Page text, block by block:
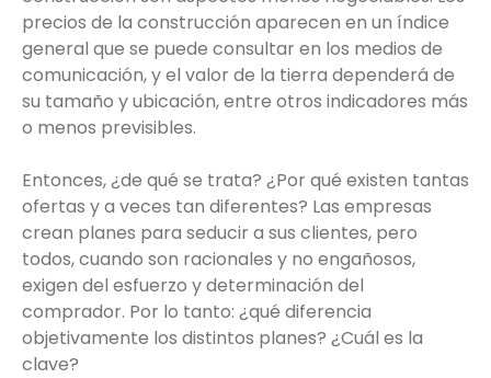
precios de la construcción aparecen en un índice
general que se puede consultar en los medios de
comunicación, y el valor de la tierra dependerá de
su tamaño y ubicación, entre otros indicadores más
o menos previsibles.
Entonces, ¿de qué se trata? ¿Por qué existen tantas
ofertas y a veces tan diferentes? Las empresas
crean planes para seducir a sus clientes, pero
todos, cuando son racionales y no engañosos,
exigen del esfuerzo y determinación del
comprador. Por lo tanto: ¿qué diferencia
objetivamente los distintos planes? ¿Cuál es la
clave?